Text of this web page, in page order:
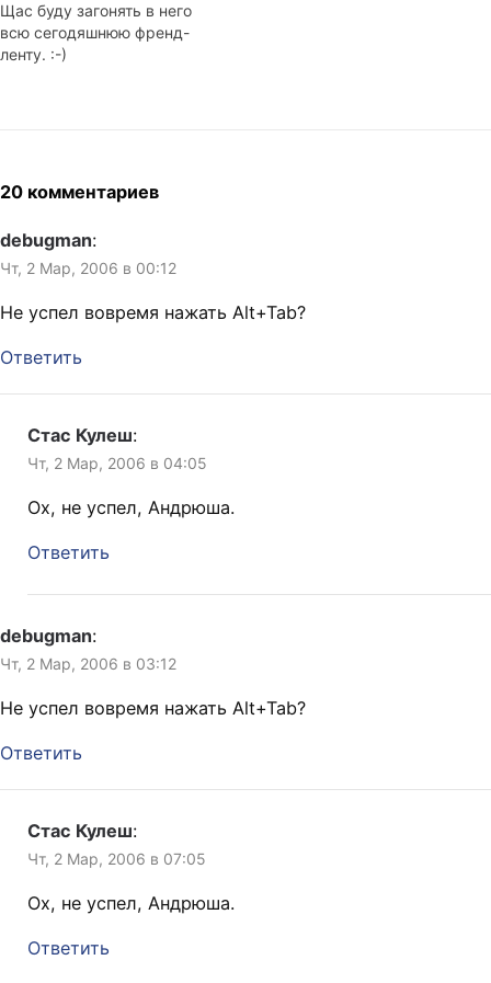
Щас буду загонять в него
всю сегодяшнюю френд-
ленту. :-)
20 комментариев
debugman:
Чт, 2 Мар, 2006 в 00:12
Не успел вовремя нажать Alt+Tab?
Ответить
Стас Кулеш:
Чт, 2 Мар, 2006 в 04:05
Ох, не успел, Андрюша.
Ответить
debugman:
Чт, 2 Мар, 2006 в 03:12
Не успел вовремя нажать Alt+Tab?
Ответить
Стас Кулеш:
Чт, 2 Мар, 2006 в 07:05
Ох, не успел, Андрюша.
Ответить